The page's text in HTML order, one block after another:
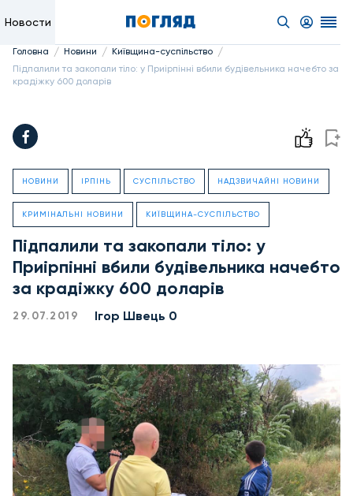
Новости
Головна / Новини / Київщина-суспільство /
Підпалили та закопали тіло: у Приірпінні вбили будівельника начебто за
крадіжку 600 доларів
НОВИНИ ІРПІНЬ СУСПІЛЬСТВО НАДЗВИЧАЙНІ НОВИНИ
КРИМІНАЛЬНІ НОВИНИ КИЇВЩИНА-СУСПІЛЬСТВО
Підпалили та закопали тіло: у
Приірпінні вбили будівельника начебто
за крадіжку 600 доларів
29.07.2019 Ігор Швець 0